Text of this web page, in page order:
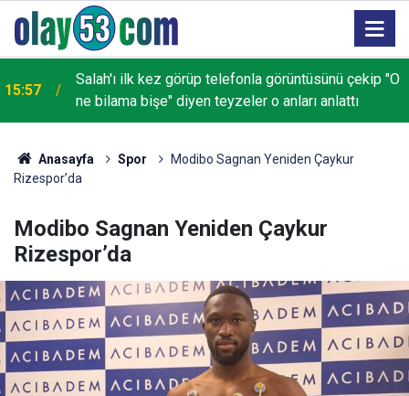
15:57
Salah'ı ilk kez görüp telefonla görüntüsünü çekip "O
ne bilama bişe" diyen teyzeler o anları anlattı
Anasayfa Spor
Modibo Sagnan Yeniden Çaykur
Rizespor’da
Modibo Sagnan Yeniden Çaykur
Rizespor’da